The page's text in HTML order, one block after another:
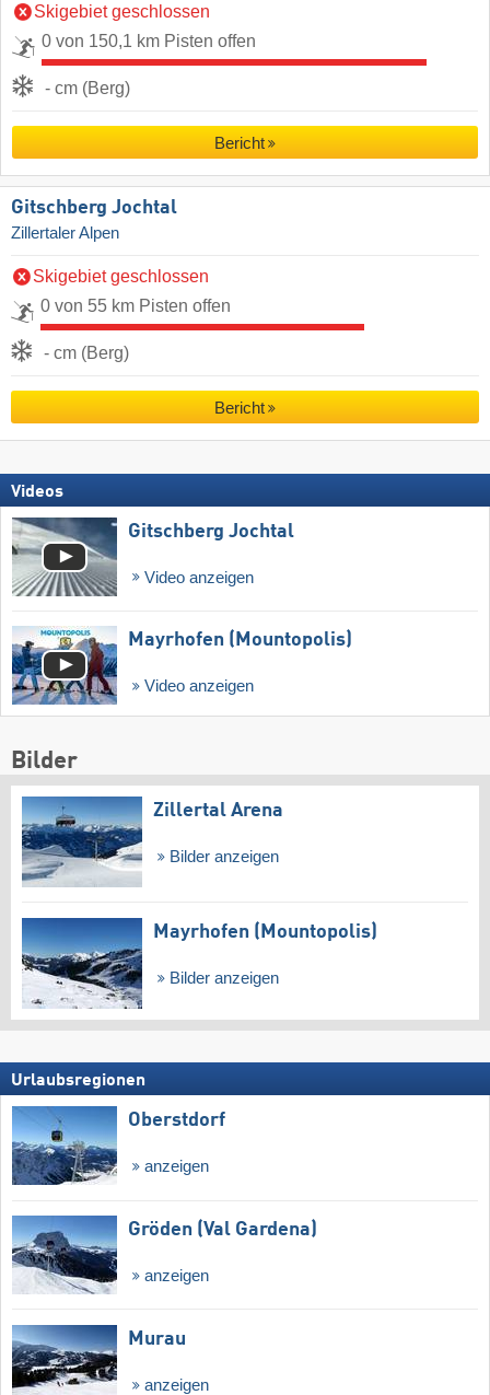
Skigebiet geschlossen
0 von 150,1 km Pisten offen
- cm (Berg)
Bericht
Gitschberg Jochtal
Zillertaler Alpen
Skigebiet geschlossen
0 von 55 km Pisten offen
- cm (Berg)
Bericht
Videos
Gitschberg Jochtal
Video anzeigen
Mayrhofen (Mountopolis)
Video anzeigen
Bilder
Zillertal Arena
Bilder anzeigen
Mayrhofen (Mountopolis)
Bilder anzeigen
Urlaubsregionen
Oberstdorf
anzeigen
Gröden (Val Gardena)
anzeigen
Murau
anzeigen